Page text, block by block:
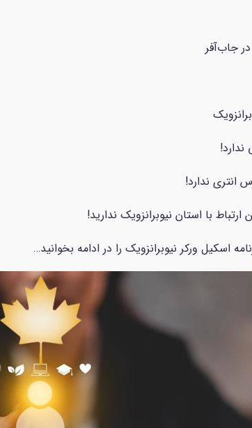
جاب‌آفر
انتری ندارد!
با استان نیوبرانزویک ندارید!
اسکیل ورکر نیوبرانزویک را در ادامه بخوانید…